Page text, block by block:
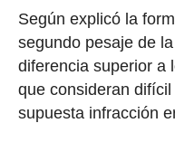
Según explicó la
segundo pesaje de
diferencia superior a
que consideran
supuesta infracción